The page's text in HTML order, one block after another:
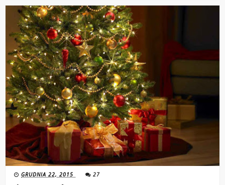
GRUDNIA 22, 2015 27